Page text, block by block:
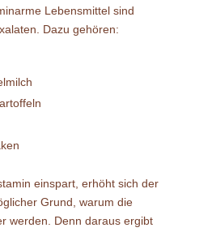
Lebensmittel sind
Dazu gehören:
einspart, erhöht sich der
Grund, warum die
werden. Denn daraus ergibt